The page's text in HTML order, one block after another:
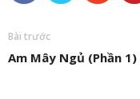
Bài trước
Am Mây Ngủ (Phần 1)